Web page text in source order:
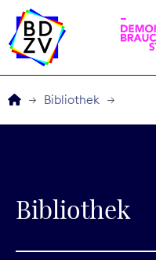
Service
Bibliothek
Bibliothek